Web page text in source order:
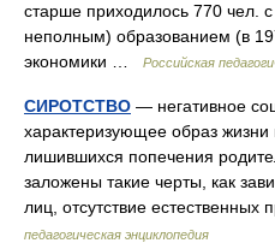
старше приходилось 770
неполным) образованием (в
экономики …
Российская
СИРОТСТВО — негативное
характеризующее образ жизни
лишившихся попечения
заложены такие черты, как
лиц, отсутствие
педагогическая энциклопедия